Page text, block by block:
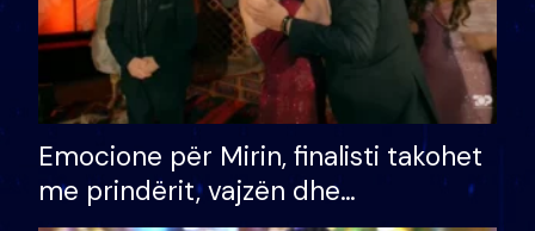
Emocione për Mirin, finalisti takohet
me prindërit, vajzën dhe